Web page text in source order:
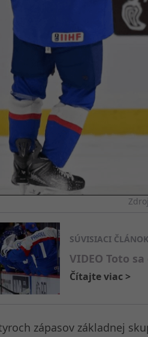
SÚVISIACI ČLÁNOK
VIDEO Toto
Čítajte viac >
zápasov základnej